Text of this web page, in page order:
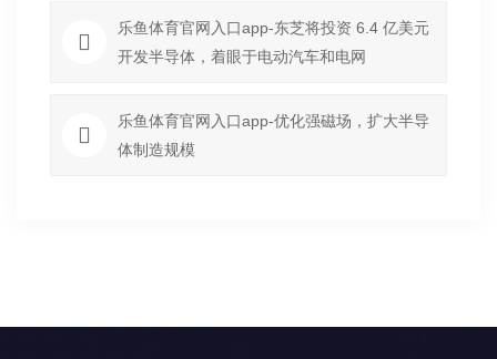
乐鱼体育官网入口app-东芝将投资 6.4 亿美元
开发半导体，着眼于电动汽车和电网
乐鱼体育官网入口app-优化强磁场，扩大半导
体制造规模